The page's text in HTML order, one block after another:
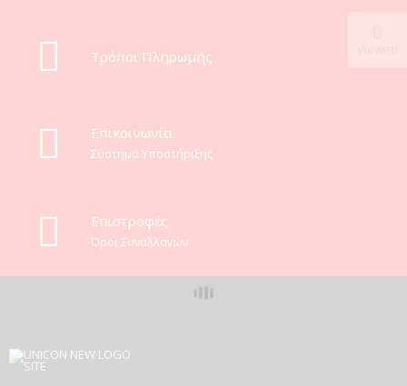
Τρόποι Πληρωμής
Eπικοινωνία
Σύστημα Υποστήριξης
Επιστροφές
Όροι Συναλλαγών